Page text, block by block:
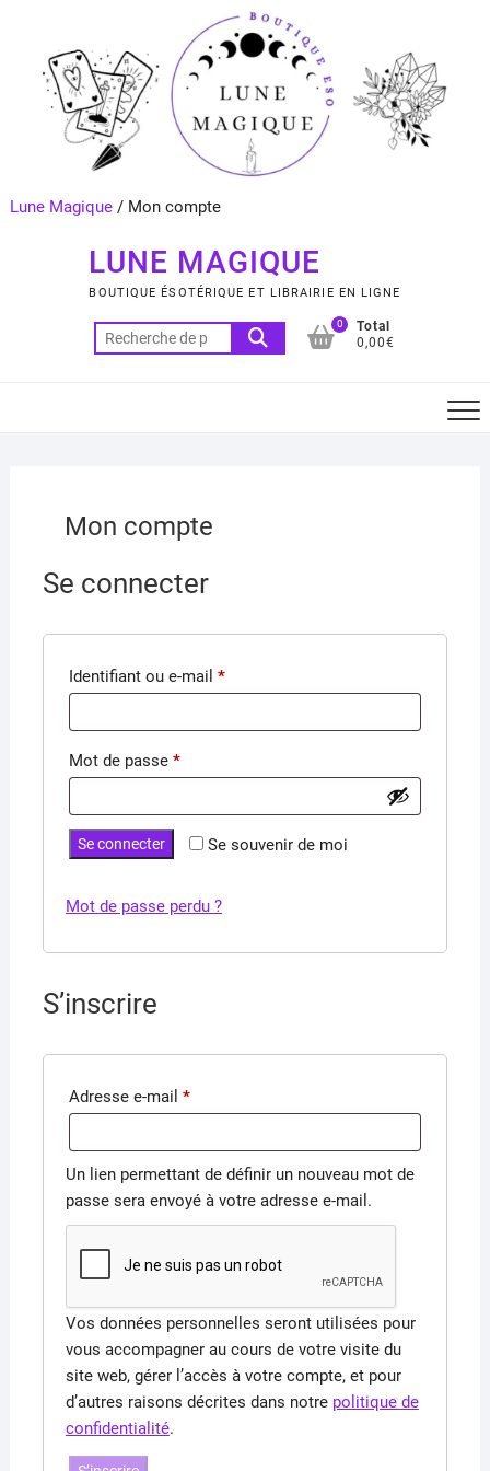
content
Lune Magique/ Mon compte
LUNE MAGIQUE
BOUTIQUE ÉSOTÉRIQUE ET LIBRAIRIE EN LIGNE
Recherche
pour :
0
Total
0,00€
Mon compte
Se connecter
Identifiant ou e-mail *Obligatoire
Mot de passe *Obligatoire
Se souvenir de moi
Se connecter
Mot de passe perdu ?
S’inscrire
Adresse e-mail *Obligatoire
Un lien permettant de définir un nouveau mot de
passe sera envoyé à votre adresse e-mail.
Vos données personnelles seront utilisées pour
vous accompagner au cours de votre visite du
site web, gérer l’accès à votre compte, et pour
d’autres raisons décrites dans notre politique de
confidentialité.